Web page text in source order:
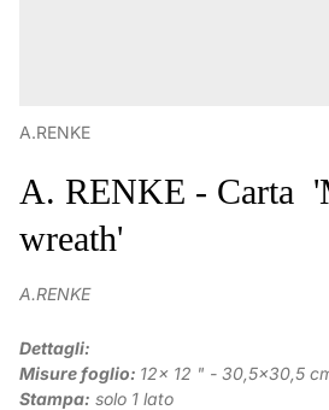
A.RENKE
A. RENKE - Carta
wreath'
A.RENKE
Dettagli:
Misure foglio: 12x 12 " - 30,5x30,5
Stampa: solo 1 lato